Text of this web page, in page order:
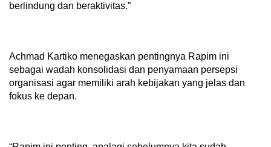
berlindung dan beraktivitas.”
Achmad Kartiko menegaskan pentingnya Rapim ini
sebagai wadah konsolidasi dan penyamaan persepsi
organisasi agar memiliki arah kebijakan yang jelas dan
fokus ke depan.